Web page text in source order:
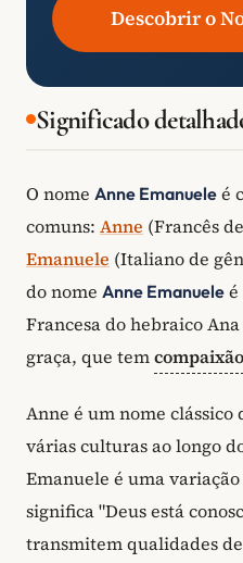
Descobrir o
Significado
O nome Anne Emanuele é
comuns: Anne (Francês
Emanuele (Italiano de
do nome Anne Emanuele é
Francesa do hebraico
graça, que temcompaixão
Anne é um nome
várias culturas ao longo
Emanuele é uma
significa "Deus está
transmitem qualidades